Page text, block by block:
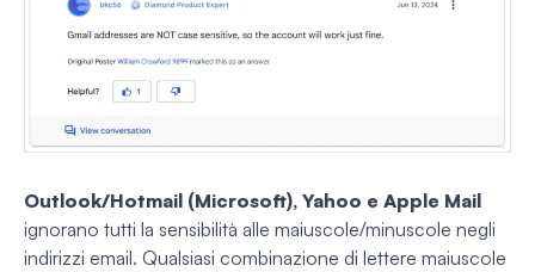
Outlook/Hotmail (Microsoft), Yahoo e Apple Mail
ignorano tutti la sensibilità alle maiuscole/minuscole negli
indirizzi email. Qualsiasi combinazione di lettere maiuscole